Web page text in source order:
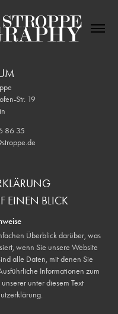
Str. 19
86 35
EINEN BLICK
Überblick darüber, was
wenn Sie unsere Website
alle Daten, mit denen Sie
Informationen zum
unter diesem Text